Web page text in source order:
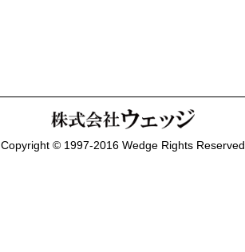
Copyright © 1997-2016 Wedge Rights Reserved